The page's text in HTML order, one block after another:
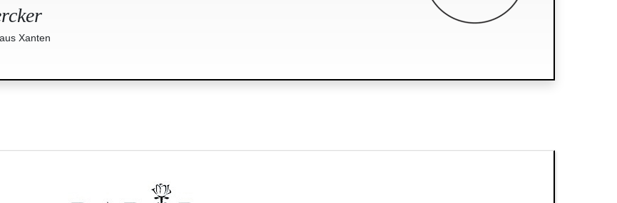
Xanten